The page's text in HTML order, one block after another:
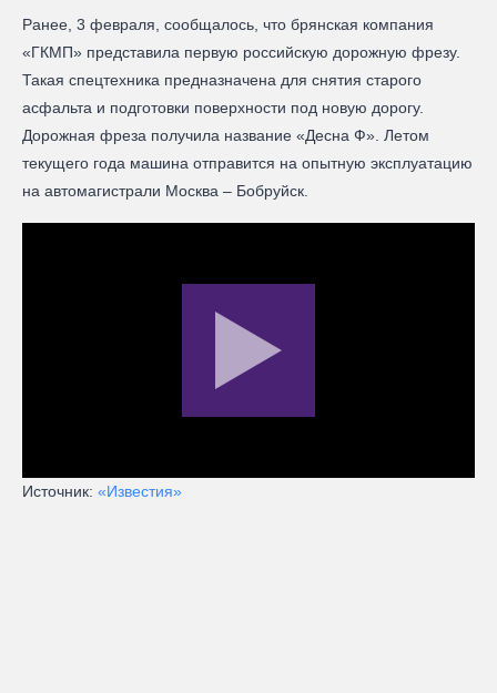
Ранее, 3 февраля, сообщалось, что брянская компания
«ГКМП» представила первую российскую дорожную фрезу.
Такая спецтехника предназначена для снятия старого
асфальта и подготовки поверхности под новую дорогу.
Дорожная фреза получила название «Десна Ф». Летом
текущего года машина отправится на опытную эксплуатацию
на автомагистрали Москва – Бобруйск.
Источник: «Известия»